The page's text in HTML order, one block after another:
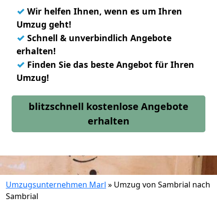
✓ Wir helfen Ihnen, wenn es um Ihren
Umzug geht!
✓ Schnell & unverbindlich Angebote
erhalten!
✓ Finden Sie das beste Angebot für Ihren
Umzug!
blitzschnell kostenlose Angebote
erhalten
Umzugsunternehmen Marl » Umzug von Sambrial nach
Sambrial